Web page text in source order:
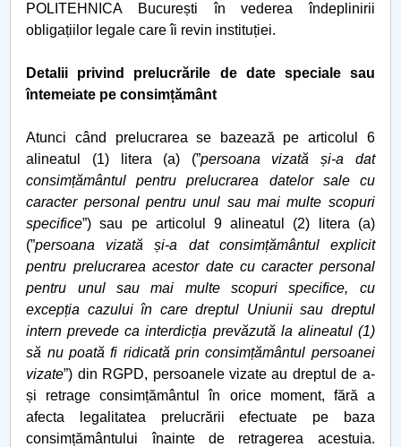
POLITEHNICA București în vederea îndeplinirii
obligațiilor legale care îi revin instituției.
Detalii privind prelucrările de date speciale sau
întemeiate pe consimțământ
Atunci când prelucrarea se bazează pe articolul 6
alineatul (1) litera (a) (”persoana vizată și-a dat
consimțământul pentru prelucrarea datelor sale cu
caracter personal pentru unul sau mai multe scopuri
specifice”) sau pe articolul 9 alineatul (2) litera (a)
(”persoana vizată și-a dat consimțământul explicit
pentru prelucrarea acestor date cu caracter personal
pentru unul sau mai multe scopuri specifice, cu
excepția cazului în care dreptul Uniunii sau dreptul
intern prevede ca interdicția prevăzută la alineatul (1)
să nu poată fi ridicată prin consimțământul persoanei
vizate”) din RGPD, persoanele vizate au dreptul de a-
și retrage consimțământul în orice moment, fără a
afecta legalitatea prelucrării efectuate pe baza
consimțământului înainte de retragerea acestuia.